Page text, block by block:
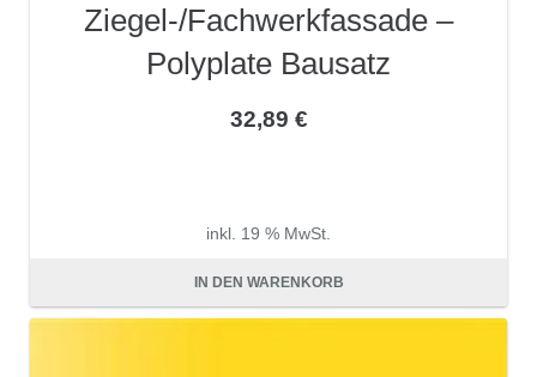
Ziegel-/Fachwerkfassade –
Polyplate Bausatz
32,89 €
inkl. 19 % MwSt.
zzgl.Versandkosten
IN DEN WARENKORB